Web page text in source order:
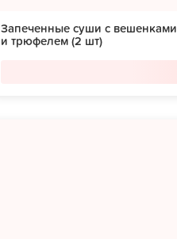
Запеченные суши с вешенками
и трюфелем (2 шт)